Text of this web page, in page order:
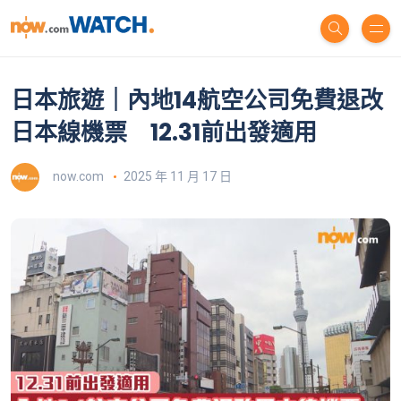
日本旅遊｜內地14航空公司免費退改
日本線機票 12.31前出發適用
now.com 2025 年 11 月 17 日